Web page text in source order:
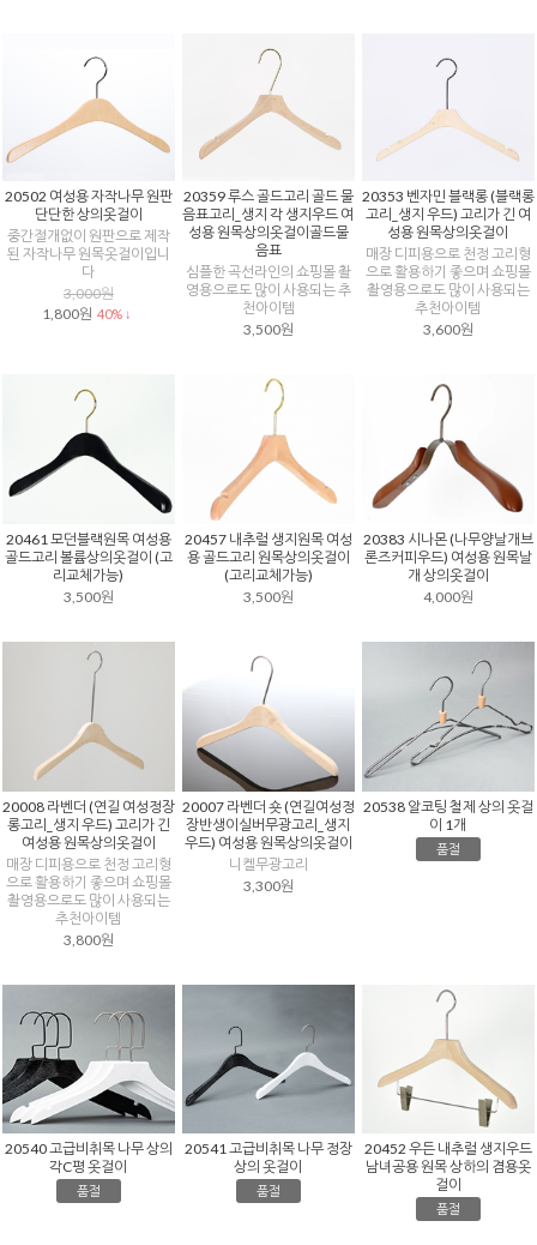
20502 여성용 자작나무 원판
단단한 상의옷걸이
중간절개없이 원판으로 제작
된 자작나무 원목옷걸이입니
다
3,000원
1,800원 40% ↓
20359 루스 골드고리 골드 물
음표고리_생지 각 생지우드 여
성용 원목상의옷걸이골드물
음표
심플한 곡선라인의 쇼핑몰 촬
영용으로도 많이 사용되는 추
천아이템
3,500원
20353 벤자민 블랙롱 (블랙롱
고리_생지 우드) 고리가 긴 여
성용 원목상의옷걸이
매장 디피용으로 천정 고리형
으로 활용하기 좋으며 쇼핑몰
촬영용으로도 많이 사용되는
추천아이템
3,600원
20461 모던블랙원목 여성용
골드고리 볼륨상의옷걸이 (고
리교체가능)
3,500원
20457 내추럴 생지원목 여성
용 골드고리 원목상의옷걸이
(고리교체가능)
3,500원
20383 시나몬 (나무양날개브
론즈커피우드) 여성용 원목날
개 상의옷걸이
4,000원
20008 라벤더 (연길 여성정장
롱고리_생지 우드) 고리가 긴
여성용 원목상의옷걸이
매장 디피용으로 천정 고리형
으로 활용하기 좋으며 쇼핑몰
촬영용으로도 많이 사용되는
추천아이템
3,800원
20007 라벤더 숏 (연길여성정
장반생이실버무광고리_생지
우드) 여성용 원목상의옷걸이
니켈무광고리
3,300원
20538 알코팅 철제 상의 옷걸
이 1개
품절
20540 고급비취목 나무 상의
각C평 옷걸이
품절
20541 고급비취목 나무 정장
상의 옷걸이
품절
20452 우든 내추럴 생지우드
남녀공용 원목 상하의 겸용옷
걸이
품절